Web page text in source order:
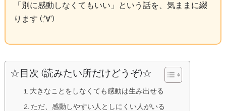
「別に感動しなくてもいい」という話を、気ままに綴
ります (;’∀’)
☆目次 (読みたい所だけどうぞ)☆
大きなことをしなくても感動は生み出せる
ただ、感動しやすい人としにくい人がいる